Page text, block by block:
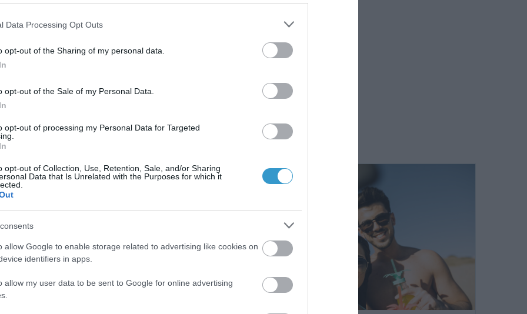
Data Processing Opt Outs
opt-out of the Sharing of my personal data.
opt-out of the Sale of my Personal Data.
opt-out of processing my Personal Data for Targeted
opt-out of Collection, Use, Retention, Sale, and/or Sharing
Data that Is Unrelated with the Purposes for which it
allow Google to enable storage related to advertising like cookies on
identifiers in apps.
allow my user data to be sent to Google for online advertising
πια
ΦΟΒΊΖΕΙ ΠΙΑ